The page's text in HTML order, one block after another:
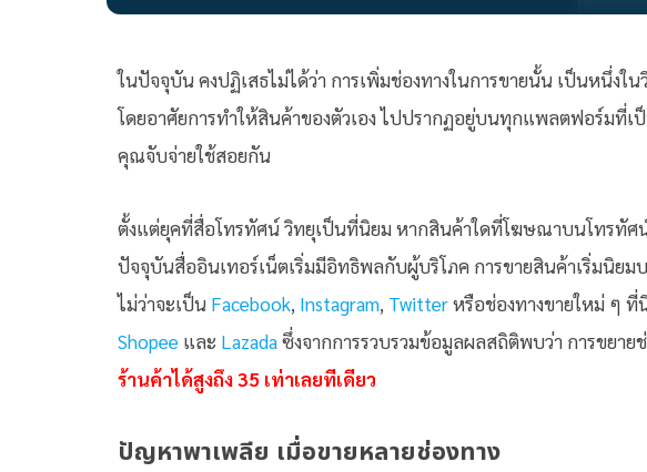
ในปัจจุบัน คงปฏิเสธไม่ได้ว่า การเพิ่มช่องทางในการขายนั้น เป็นหนึ่งใ
โดยอาศัยการทำให้สินค้าของตัวเอง ไปปรากฏอยู่บนทุกแพลตฟอร์มที่
คุณจับจ่ายใช้สอยกัน
ตั้งแต่ยุคที่สื่อโทรทัศน์ วิทยุเป็นที่นิยม หากสินค้าใดที่โฆษณาบนโทรทัศ
ปัจจุบันสื่ออินเทอร์เน็ตเริ่มมีอิทธิพลกับผู้บริโภค การขายสินค้าเริ่มนิยม
ไม่ว่าจะเป็น Facebook, Instagram, Twitterหรือช่องทางขายใหม่ ๆ
Shopee และ Lazadaซึ่งจากการรวบรวมข้อมูลผลสถิติพบว่า การขยาย
ร้านค้าได้สูงถึง 35 เท่าเลยทีเดียว
ปัญหาพาเพลีย เมื่อขายหลายช่องทาง